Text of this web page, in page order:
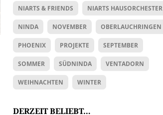
NIARTS & FRIENDS NIARTS HAUSORCHESTER
NINDA NOVEMBER OBERLAUCHRINGEN
PHOENIX PROJEKTE SEPTEMBER
SOMMER SÜDNINDA VENTADORN
WEIHNACHTEN WINTER
DERZEIT BELIEBT…